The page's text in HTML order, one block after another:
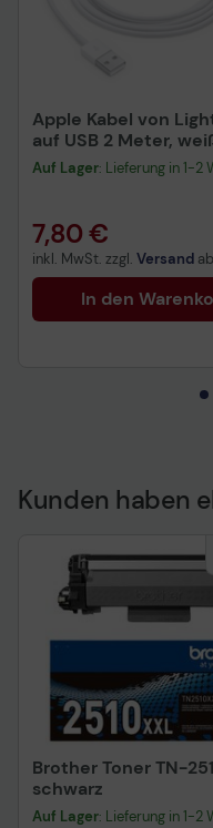
Apple Kabel von
auf USB 2 Meter,
Auf Lager: Lieferung in 1-2
7,80 €
inkl. MwSt. zzgl. Versand ab
In den
Kunden haben
Brother Toner TN-
schwarz
Auf Lager: Lieferung in 1-2